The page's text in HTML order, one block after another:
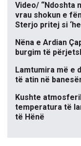
Video/ “Ndoshta
vrau shokun e
Sterjo pritej si
Nëna e Ardian
burgim të
Lamtumira më e
të atin në
Kushte
temperatura të
të Hënë